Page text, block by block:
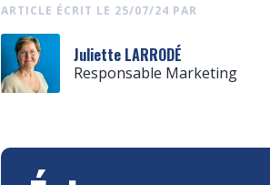
ARTICLE ÉCRIT LE 25/07/24 PAR
Juliette LARRODÉ
Responsable Marketing